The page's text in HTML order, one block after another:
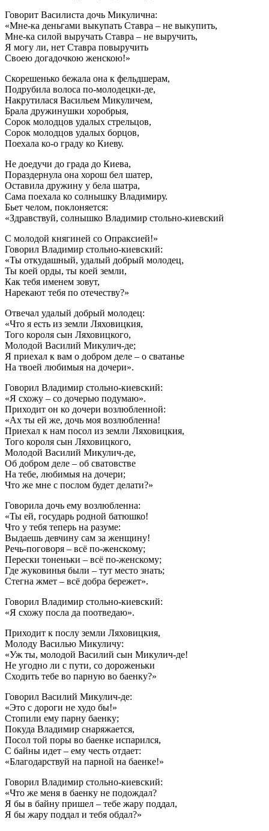
Говорит Василиста дочь Микулична:
«Мне-ка деньгами выкупать Ставра – не выкупить,
Мне-ка силой выручать Ставра – не выручить,
Я могу ли, нет Ставра повыручить
Своею догадочкою женскою!»
Скорешенько бежала она к фельдшерам,
Подрубила волоса по-молодецки-де,
Накрутилася Васильем Микуличем,
Брала дружинушки хоробрыя,
Сорок молодцов удалых стрельцов,
Сорок молодцов удалых борцов,
Поехала ко-о граду ко Киеву.
Не доедучи до града до Киева,
Пораздернула она хорош бел шатер,
Оставила дружину у бела шатра,
Сама поехала ко солнышку Владимиру.
Бьет челом, поклоняется:
«Здравствуй, солнышко Владимир стольно-киевский
С молодой княгиней со Опраксией!»
Говорил Владимир стольно-киевский:
«Ты откудашный, удалый добрый молодец,
Ты коей орды, ты коей земли,
Как тебя именем зовут,
Нарекают тебя по отечеству?»
Отвечал удалый добрый молодец:
«Что я есть из земли Ляховицкия,
Того короля сын Ляховицкого,
Молодой Василий Микулич-де;
Я приехал к вам о добром деле – о сватанье
На твоей любимыя на дочери».
Говорил Владимир стольно-киевский:
«Я схожу – со дочерью подумаю».
Приходит он ко дочери возлюбленной:
«Ах ты ей же, дочь моя возлюбленна!
Приехал к нам посол из земли Ляховицкия,
Того короля сын Ляховицкого,
Молодой Василий Микулич-де,
Об добром деле – об сватовстве
На тебе, любимыя на дочери;
Что же мне с послом будет делати?»
Говорила дочь ему возлюбленна:
«Ты ей, государь родной батюшко!
Что у тебя теперь на разуме:
Выдаешь девчину сам за женщину!
Речь-поговоря – всё по-женскому;
Перески тоненьки – всё по-женскому;
Где жуковинья были – тут место знать;
Стегна жмет – всё добра бережет».
Говорил Владимир стольно-киевский:
«Я схожу посла да поотведаю».
Приходит к послу земли Ляховицкия,
Молоду Василью Микуличу:
«Уж ты, молодой Василий сын Микулич-де!
Не угодно ли с пути, со дороженьки
Сходить тебе во парную во баенку?»
Говорил Василий Микулич-де:
«Это с дороги не худо бы!»
Стопили ему парну баенку;
Покуда Владимир снаряжается,
Посол той поры во баенке испарился,
С байны идет – ему честь отдает:
«Благодарствуй на парной на баенке!»
Говорил Владимир стольно-киевский:
«Что же меня в баенку не подождал?
Я бы в байну пришел – тебе жару поддал,
Я бы жару поддал и тебя обдал?»